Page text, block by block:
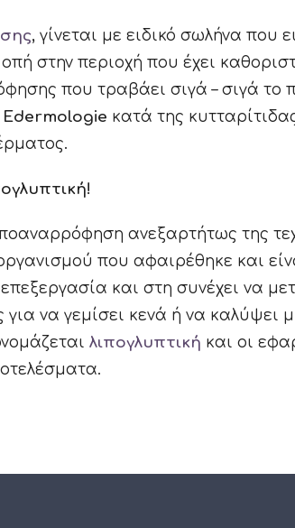
, γίνεται με ειδικό σωλήνα που
στην περιοχή που έχει
που τραβάει σιγά – σιγά το
Edermologie κατά της
ανεξαρτήτως της
που αφαιρέθηκε και
και στη συνέχει να
να γεμίσει κενά ή να καλύψει
λιπογλυπτική και οι